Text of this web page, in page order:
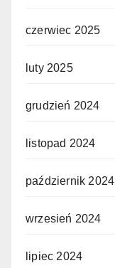
czerwiec 2025
luty 2025
grudzień 2024
listopad 2024
październik 2024
wrzesień 2024
lipiec 2024